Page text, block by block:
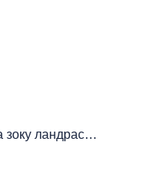
зоку ландрас…